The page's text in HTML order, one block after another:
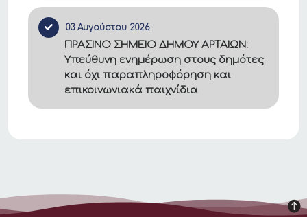
03 Αυγούστου 2026
ΠΡΑΣΙΝΟ ΣΗΜΕΙΟ ΔΗΜΟΥ ΑΡΤΑΙΩΝ:
Υπεύθυνη ενημέρωση στους δημότες
και όχι παραπληροφόρηση και
επικοινωνιακά παιχνίδια